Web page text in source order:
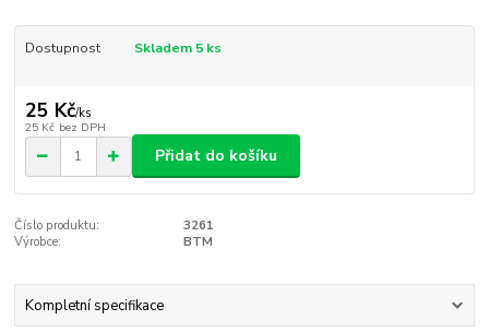
Dostupnost Skladem 5 ks
25 Kč/ks
25 Kč bez DPH
Přidat do košíku
Číslo produktu:
3261
Výrobce:
BTM
Kompletní specifikace